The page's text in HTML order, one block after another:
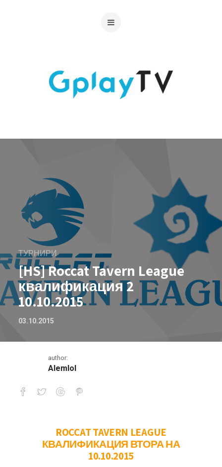
ТУРНИРИ
[HS] Roccat Tavern League
квалификация 2
10.10.2015
03.10.2015
author:
Alemlol
[HS] Roccat Tavern League
ROCCAT TAVERN LEAGUE
КВАЛИФИКАЦИЯ ВТОРА НА
10.10.2015